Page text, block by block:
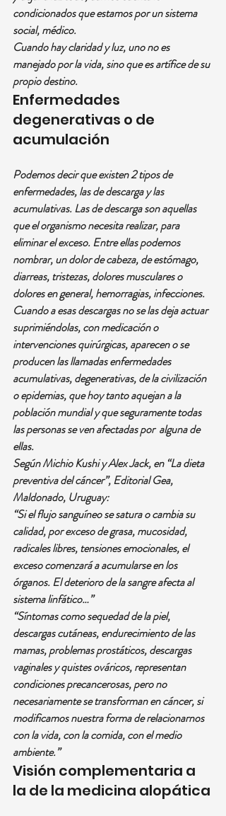
condicionados que estamos por un sistema
social, médico.
Cuando hay claridad y luz, uno no es
manejado por la vida, sino que es artífice de su
propio destino.
Enfermedades
degenerativas o de
acumulación
Podemos decir que existen 2 tipos de
enfermedades, las de descarga y las
acumulativas. Las de descarga son aquellas
que el organismo necesita realizar, para
eliminar el exceso. Entre ellas podemos
nombrar, un dolor de cabeza, de estómago,
diarreas, tristezas, dolores musculares o
dolores en general, hemorragias, infecciones.
Cuando a esas descargas no se las deja actuar
suprimiéndolas, con medicación o
intervenciones quirúrgicas, aparecen o se
producen las llamadas enfermedades
acumulativas, degenerativas, de la civilización
o epidemias, que hoy tanto aquejan a la
población mundial y que seguramente todas
las personas se ven afectadas por  alguna de
ellas.
Según Michio Kushi y Alex Jack, en “La dieta
preventiva del cáncer”, Editorial Gea,
Maldonado, Uruguay:
“Si el flujo sanguíneo se satura o cambia su
calidad, por exceso de grasa, mucosidad,
radicales libres, tensiones emocionales, el
exceso comenzará a acumularse en los
órganos. El deterioro de la sangre afecta al
sistema linfático…”
“Síntomas como sequedad de la piel,
descargas cutáneas, endurecimiento de las
mamas, problemas prostáticos, descargas
vaginales y quistes ováricos, representan
condiciones precancerosas, pero no
necesariamente se transforman en cáncer, si
modificamos nuestra forma de relacionarnos
con la vida, con la comida, con el medio
ambiente.”
Visión complementaria a
la de la medicina alopática